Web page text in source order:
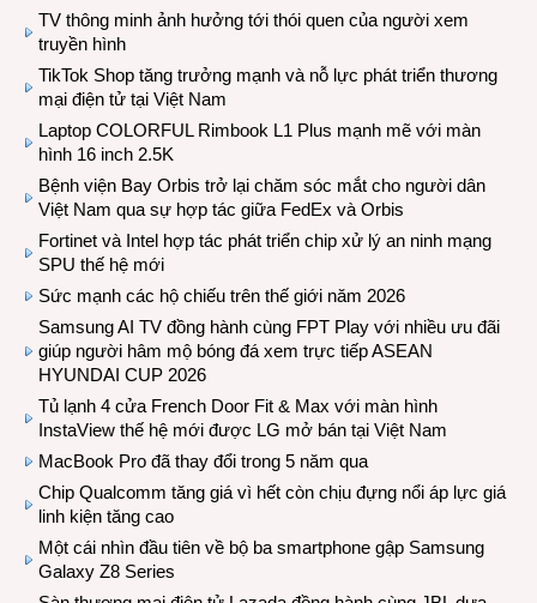
TV thông minh ảnh hưởng tới thói quen của người xem
truyền hình
TikTok Shop tăng trưởng mạnh và nỗ lực phát triển thương
mại điện tử tại Việt Nam
Laptop COLORFUL Rimbook L1 Plus mạnh mẽ với màn
hình 16 inch 2.5K
Bệnh viện Bay Orbis trở lại chăm sóc mắt cho người dân
Việt Nam qua sự hợp tác giữa FedEx và Orbis
Fortinet và Intel hợp tác phát triển chip xử lý an ninh mạng
SPU thế hệ mới
Sức mạnh các hộ chiếu trên thế giới năm 2026
Samsung AI TV đồng hành cùng FPT Play với nhiều ưu đãi
giúp người hâm mộ bóng đá xem trực tiếp ASEAN
HYUNDAI CUP 2026
Tủ lạnh 4 cửa French Door Fit & Max với màn hình
InstaView thế hệ mới được LG mở bán tại Việt Nam
MacBook Pro đã thay đổi trong 5 năm qua
Chip Qualcomm tăng giá vì hết còn chịu đựng nổi áp lực giá
linh kiện tăng cao
Một cái nhìn đầu tiên về bộ ba smartphone gập Samsung
Galaxy Z8 Series